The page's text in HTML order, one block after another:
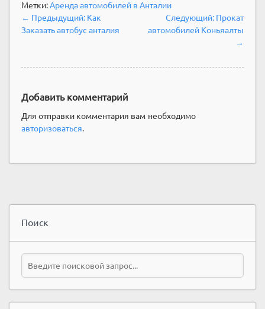
Метки:Аренда автомобилей в Анталии
Навигация
по
← Предыдущий: Предыдущий
пост:
Как
Заказать автобус анталия
Следующий: Следующий
пост:
Прокат
автомобилей Коньяалты
→
Добавить комментарий
Для отправки комментария вам необходимо
авторизоваться.
Поиск